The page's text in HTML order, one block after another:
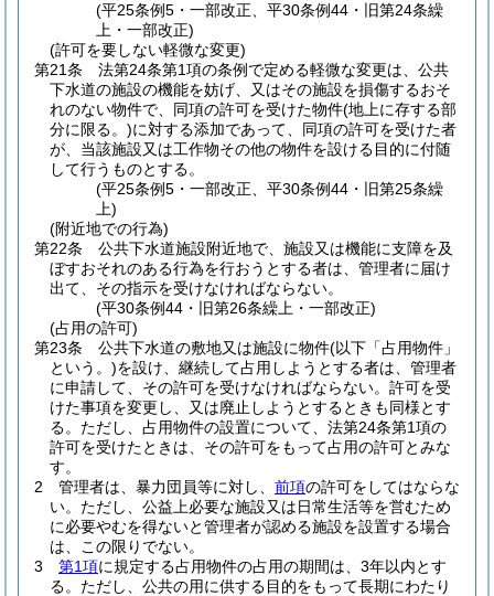
(平25条例5・一部改正、平30条例44・旧第24条繰
上・一部改正)
(許可を要しない軽微な変更)
第21条
法第24条第1項の条例で定める軽微な変更は、公共
下水道の施設の機能を妨げ、又はその施設を損傷するおそ
れのない物件で、同項の許可を受けた物件(地上に存する部
分に限る。)に対する添加であって、同項の許可を受けた者
が、当該施設又は工作物その他の物件を設ける目的に付随
して行うものとする。
(平25条例5・一部改正、平30条例44・旧第25条繰
上)
(附近地での行為)
第22条
公共下水道施設附近地で、施設又は機能に支障を及
ぼすおそれのある行為を行おうとする者は、管理者に届け
出て、その指示を受けなければならない。
(平30条例44・旧第26条繰上・一部改正)
(占用の許可)
第23条
公共下水道の敷地又は施設に物件(以下「占用物件」
という。)を設け、継続して占用しようとする者は、管理者
に申請して、その許可を受けなければならない。 許可を受
けた事項を変更し、又は廃止しようとするときも同様とす
る。 ただし、占用物件の設置について、法第24条第1項の
許可を受けたときは、その許可をもって占用の許可とみな
す。
2
管理者は、暴力団員等に対し、 前項の許可をしてはならな
い。 ただし、公益上必要な施設又は日常生活等を営むため
に必要やむを得ないと管理者が認める施設を設置する場合
は、この限りでない。
3
第1項に規定する占用物件の占用の期間は、3年以内とす
る。 ただし、公共の用に供する目的をもって長期にわたり